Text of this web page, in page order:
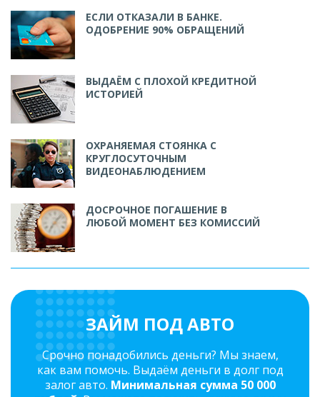
ЕСЛИ ОТКАЗАЛИ В БАНКЕ.
ОДОБРЕНИЕ 90% ОБРАЩЕНИЙ
ВЫДАЁМ С ПЛОХОЙ КРЕДИТНОЙ
ИСТОРИЕЙ
ОХРАНЯЕМАЯ СТОЯНКА С
КРУГЛОСУТОЧНЫМ
ВИДЕОНАБЛЮДЕНИЕМ
ДОСРОЧНОЕ ПОГАШЕНИЕ В
ЛЮБОЙ МОМЕНТ БЕЗ КОМИССИЙ
ЗАЙМ ПОД АВТО
Срочно понадобились деньги? Мы знаем,
как вам помочь. Выдаём деньги в долг под
залог авто. Минимальная сумма 50 000